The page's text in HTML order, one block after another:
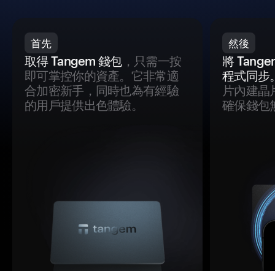
首先
取得 Tangem 錢包，只需一按
即可掌控你的資產。它非常適
合加密新手，同時也為有經驗
的用戶提供出色體驗。
然後
將
程式同步
片內建晶
確保錢包